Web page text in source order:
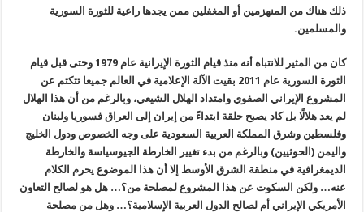
ذلك هناك من المنهزمين أو المغفلين ممن يجدها راعية للثورة السورية
والمسلمين.
كان من المثير للانتباه أنه منذ قيام الثورة الإيرانية عام 1979 وحتى قبل قيام
الثورة السورية عام 2011 بقيت الآلة الإعلامية في العالم جميعا تتكتم عن
المشروع الإيراني الصفوي وامتداد الهلال الشيعي، وبالرغم من أن هذا الهلال
لم يعد هلالًا بل كاد يصبح حلقة ابتداءً من إيران إلى العراق فسوريا ولبنان
وفلسطين وشرق المملكة العربية السعودية على وجه الخصوص ودول الخليج
واليمن (الحوثيين) وبالرغم من بدء تغيير الخارطة الجيوسياسة والخارطة
الديمغرافية في منطقة الشرق الأوسط إلا أن هذا الموضوع يحرم الكلام
عنه… ولكن السكوت عن هذا المشروع لمصلحة من؟… هل هو لصالح التعاون
الأمريكي الإيراني أم لصالح الدول العربية الإسلامية؟… وهل من مصلحة